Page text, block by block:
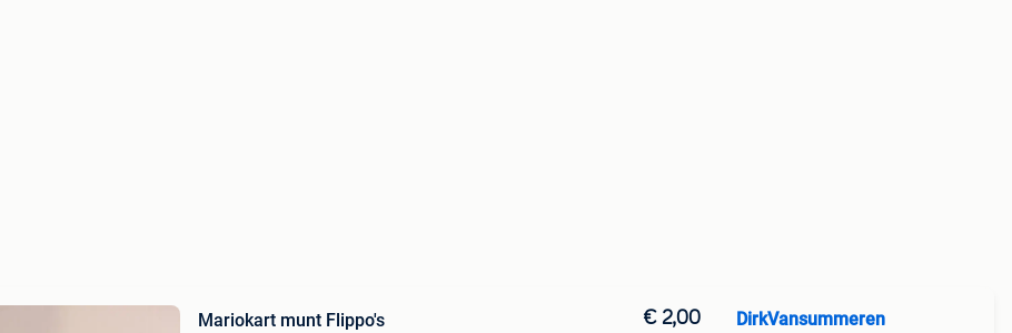
Mariokart munt Flippo's € 2,00 DirkVansummeren